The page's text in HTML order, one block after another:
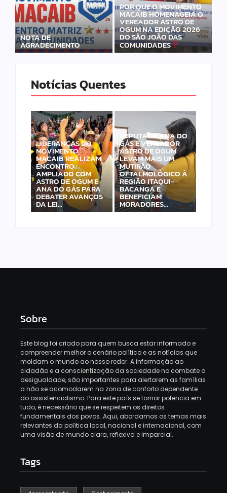
NOTA DE
AGRADECIMENTO
POR QUE O MOVIMENTO
MACAIB HOMENAGEIA O
VEREADOR ASTRO DE
OGUM NA EDIÇÃO 2026
DO SÃO JOÃO DAS
COMUNIDADES
Notícias Quentes
LIDERANÇAS DO
MOVIMENTO
MACAIB REALIZAM
ENCONTRO
AMPLIADO COM
ASTRO DE OGUM E
ANA DO GÁS PARA
DEBATER AVANÇOS
DA LEI…
DEPUTADA ANA DO
GÁS E VEREADOR
ASTRO DE OGUM
LEVAM MAIS UM
MUTIRÃO
OFTALMOLÓGICO À
REGIÃO ITAQUI-
BACANGA E
BENEFICIAM
MORADORES…
Sobre
Este blog foi criado para quem busca estar informado e
compreender melhor o cenário político e as notícias que
moldam o mundo ao nosso redor. A informação ao
cidadão e a conscientização da sociedade no combate a
desigualdade, são importantes para alertarem as famílias
a não se acomodarem na zona de conforto dependente
do assistencialismo. Para este país se tornar potencia em
tudo, é necessário que se respeitem os direitos
fundamentais dos povos. Aqui, abordamos os temas mais
relevantes da política local, nacional e internacional, com
uma visão de mundo clara, reflexiva e imparcial.
Tags